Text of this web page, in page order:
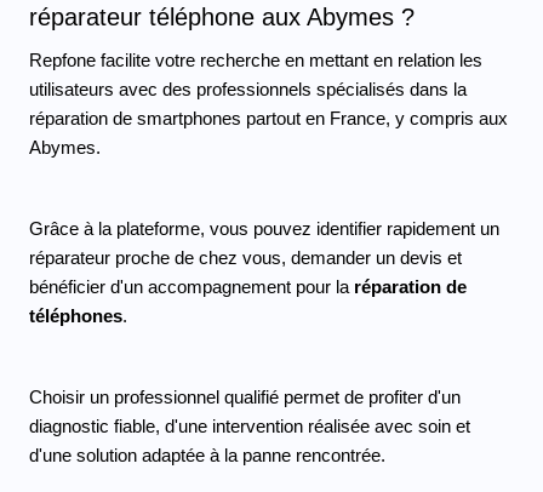
réparateur téléphone aux Abymes ?
Repfone facilite votre recherche en mettant en relation les
utilisateurs avec des professionnels spécialisés dans la
réparation de smartphones partout en France, y compris aux
Abymes.
Grâce à la plateforme, vous pouvez identifier rapidement un
réparateur proche de chez vous, demander un devis et
bénéficier d'un accompagnement pour la réparation de
téléphones.
Choisir un professionnel qualifié permet de profiter d'un
diagnostic fiable, d'une intervention réalisée avec soin et
d'une solution adaptée à la panne rencontrée.